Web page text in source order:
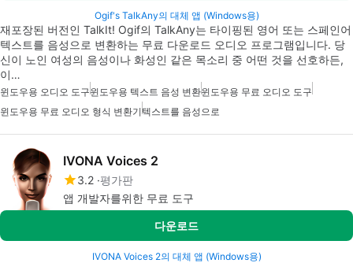
Ogif's TalkAny의 대체 앱 (Windows용)
재포장된 버전인 TalkIt! Ogif의 TalkAny는 타이핑된 영어 또는 스페인어
텍스트를 음성으로 변환하는 무료 다운로드 오디오 프로그램입니다. 당
신이 노인 여성의 음성이나 화성인 같은 목소리 중 어떤 것을 선호하든,
이…
윈도우용 오디오 도구윈도우용 텍스트 음성 변환윈도우용 무료 오디오 도구
윈도우용 무료 오디오 형식 변환기텍스트를 음성으로
IVONA Voices 2
3.2 평가판
앱 개발자를위한 무료 도구
다운로드
IVONA Voices 2의 대체 앱 (Windows용)